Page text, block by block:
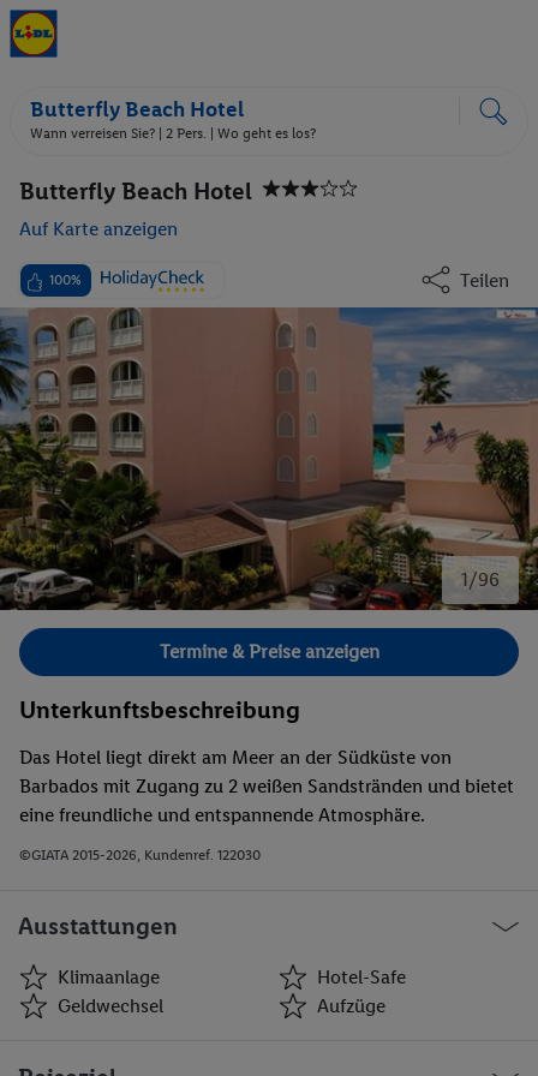
Butterfly Beach Hotel
Wann verreisen Sie? | 2 Pers. | Wo geht es los?
Butterfly Beach Hotel
Auf Karte anzeigen
100% Teilen
1/96
Bild 1 von 96.
Termine & Preise anzeigen
Unterkunftsbeschreibung
Das Hotel liegt direkt am Meer an der Südküste von
Barbados mit Zugang zu 2 weißen Sandstränden und bietet
eine freundliche und entspannende Atmosphäre.
©GIATA 2015-2026, Kundenref. 122030
Ausstattungen
Klimaanlage
Hotel-Safe
Geldwechsel
Aufzüge